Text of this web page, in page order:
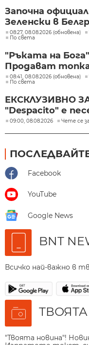
Започна
Зеленски в
08:27, 08.08.2026 (обновена)
По света
"Ръката на
Продават
08:41, 08.08.2026 (обновена)
По света
ЕКСКЛУЗИВНО
"Despacito" е
09:00, 08.08.2026 Чете се
Facebook
YouTube
Google News
BNT
Всичко най-важно в
"Твоята новина"!